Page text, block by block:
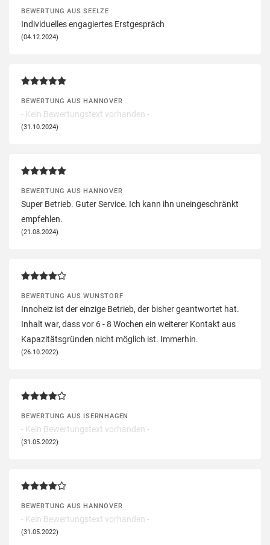
BEWERTUNG AUS SEELZE
Individuelles engagiertes Erstgespräch
(04.12.2024)
BEWERTUNG AUS HANNOVER
- Kein Bewertungstext vorhanden -
(31.10.2024)
BEWERTUNG AUS HANNOVER
Super Betrieb. Guter Service. Ich kann ihn uneingeschränkt
empfehlen.
(21.08.2024)
BEWERTUNG AUS WUNSTORF
Innoheiz ist der einzige Betrieb, der bisher geantwortet hat.
Inhalt war, dass vor 6 - 8 Wochen ein weiterer Kontakt aus
Kapazitätsgründen nicht möglich ist. Immerhin.
(26.10.2022)
BEWERTUNG AUS ISERNHAGEN
- Kein Bewertungstext vorhanden -
(31.05.2022)
BEWERTUNG AUS HANNOVER
- Kein Bewertungstext vorhanden -
(31.05.2022)